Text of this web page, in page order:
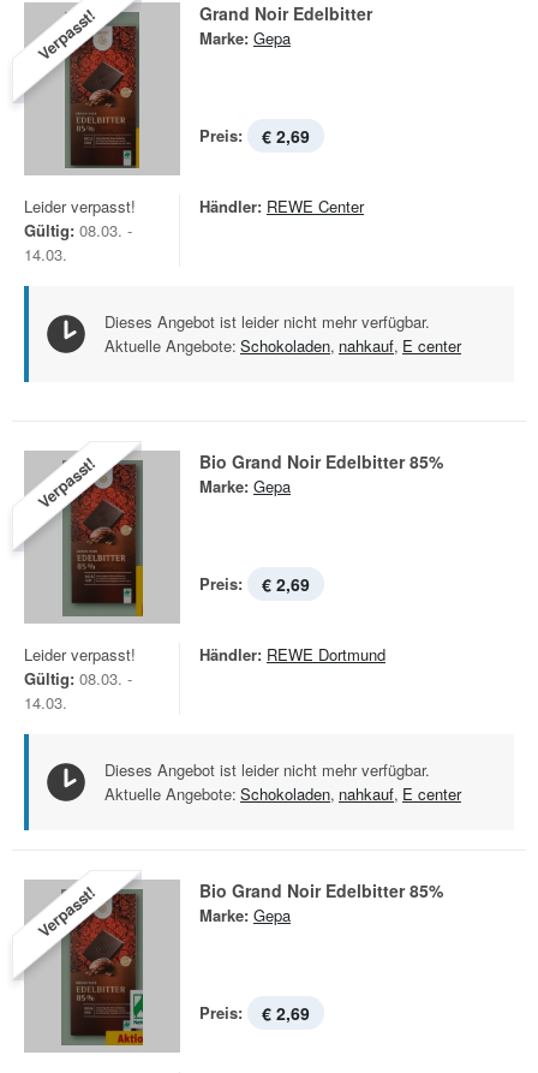
Verpasst! Grand Noir Edelbitter
Marke: Gepa
Preis: € 2,69
Leider verpasst!
Gültig: 08.03. -
14.03.
Händler: REWE Center
Dieses Angebot ist leider nicht mehr verfügbar.
Aktuelle Angebote: Schokoladen, nahkauf, E center
Verpasst! Bio Grand Noir Edelbitter 85%
Marke: Gepa
Preis: € 2,69
Leider verpasst!
Gültig: 08.03. -
14.03.
Händler: REWE Dortmund
Dieses Angebot ist leider nicht mehr verfügbar.
Aktuelle Angebote: Schokoladen, nahkauf, E center
Verpasst! Bio Grand Noir Edelbitter 85%
Marke: Gepa
Preis: € 2,69